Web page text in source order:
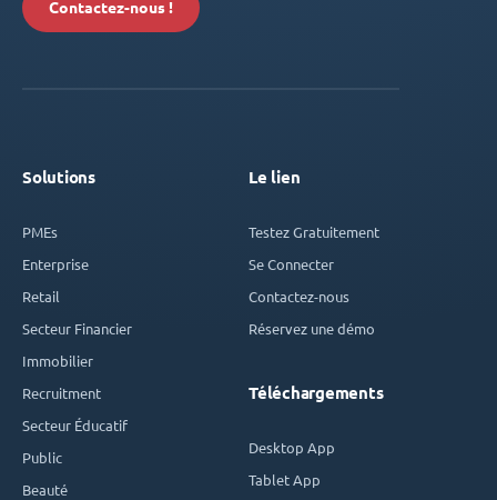
Contactez-nous !
Solutions
PMEs
Enterprise
Retail
Secteur Financier
Immobilier
Recruitment
Secteur Éducatif
Public
Beauté
Le lien
Testez Gratuitement
Se Connecter
Contactez-nous
Réservez une démo
Téléchargements
Desktop App
Tablet App